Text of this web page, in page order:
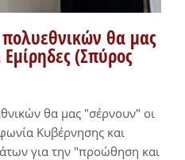
θα μας
(Σπύρος
θα μας "σέρνουν" οι
Κυβέρνησης και
για την "προώθηση και